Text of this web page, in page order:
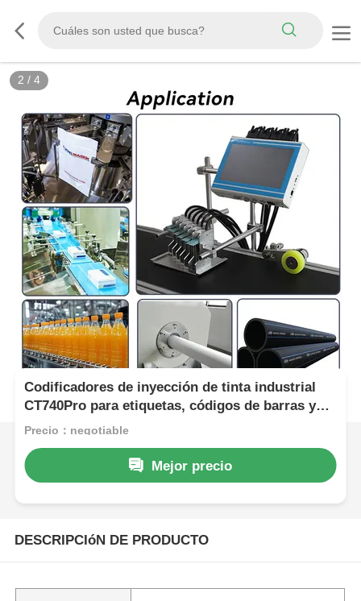
2 / 4
Codificadores de inyección de tinta industrial
CT740Pro para etiquetas, códigos de barras y
caracteres grandes
Precio：negotiable
Mejor precio
DESCRIPCIóN DE PRODUCTO